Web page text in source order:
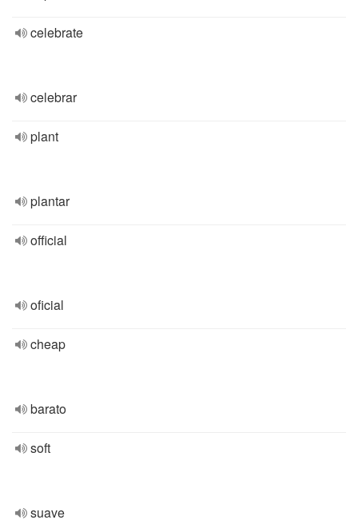
celebrate
celebrar
plant
plantar
official
oficial
cheap
barato
soft
suave